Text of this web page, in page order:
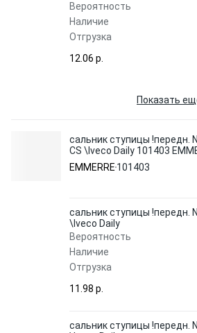
Вероятность
Наличие
Отгрузка
12.06 p.
Показать
сальник ступицы !передн.
CS \Iveco Daily 101403
EMMERRE 101403
сальник ступицы !передн.
\Iveco Daily
Вероятность
Наличие
Отгрузка
11.98 p.
сальник ступицы !передн.